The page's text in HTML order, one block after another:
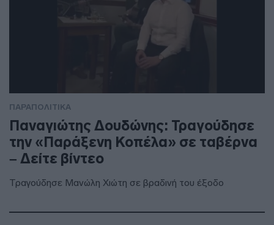
ΠΑΡΑΠΟΛΙΤΙΚΑ
Παναγιώτης Δουδώνης: Τραγούδησε
την «Παράξενη Κοπέλα» σε ταβέρνα
– Δείτε βίντεο
Τραγούδησε Μανώλη Χιώτη σε βραδινή του έξοδο